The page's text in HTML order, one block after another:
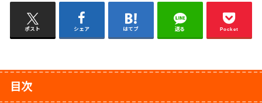
ポスト シェア はてブ 送る Pocket
目次